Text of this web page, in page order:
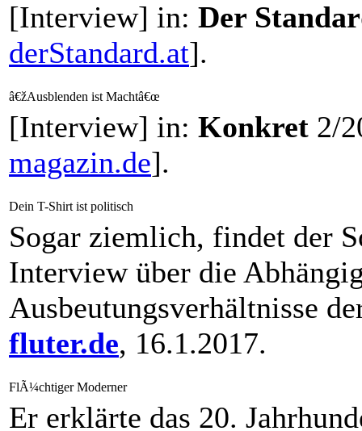
[Interview] in: Der
derStandard.at].
â€žAusblenden ist Machtâ€œ
[Interview] in: Konkret 2/
magazin.de].
Dein T-Shirt ist politisch
Sogar ziemlich, findet der
Interview über die
Ausbeutungsverhältnisse
fluter.de, 16.1.2017.
FlÃ¼chtiger Moderner
Er erklärte das 20.